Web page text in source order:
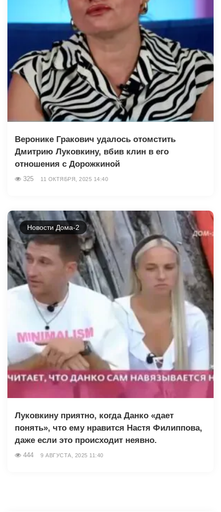
Веронике Гракович удалось отомстить
Дмитрию Луковкину, вбив клин в его
отношения с Дорожкиной
325 11 ОКТЯБРЯ, 2025 14:40
Новости Дома-2
Луковкину приятно, когда Данко «дает
понять», что ему нравится Настя Филиппова,
даже если это происходит неявно.
444 9 АВГУСТА, 2025 11:40